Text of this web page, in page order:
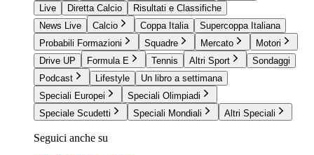
Live
Diretta Calcio
Risultati e Classifiche
News Live
Calcio Coppa Italia
Supercoppa Italiana
Probabili Formazioni
Squadre Mercato
Motori
Drive UP
Formula E Tennis Altri Sport
Sondaggi
Podcast
Lifestyle
Un libro a settimana
Speciali Europei
Speciali Olimpiadi
Speciale Scudetti
Speciali Mondiali Altri Speciali
Seguici anche su